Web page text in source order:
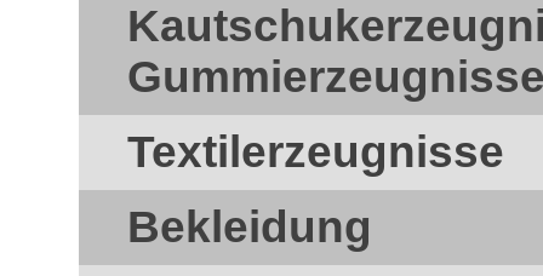
Textilerzeugnisse
Bekleidung